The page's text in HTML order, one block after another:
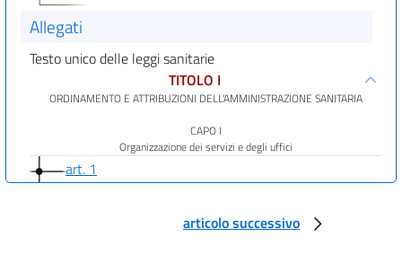
Allegati
Testo unico delle leggi sanitarie
TITOLO I
ORDINAMENTO E ATTRIBUZIONI DELL'AMMINISTRAZIONE SANITARIA
CAPO I
Organizzazione dei servizi e degli uffici
art. 1
articolo successivo